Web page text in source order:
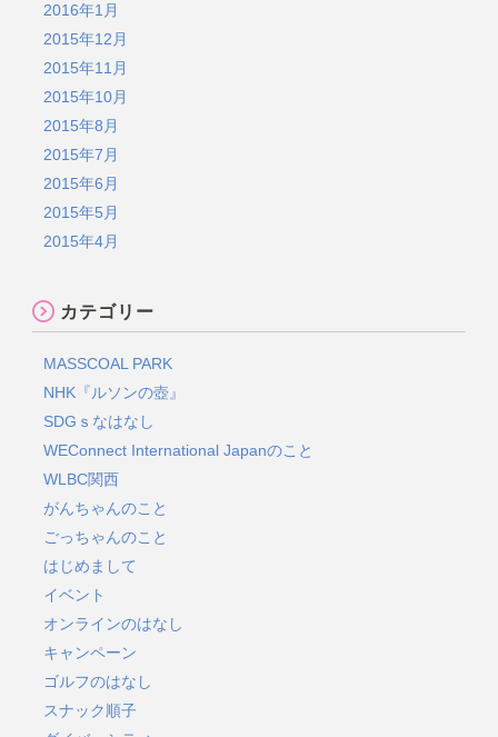
2016年1月
2015年12月
2015年11月
2015年10月
2015年8月
2015年7月
2015年6月
2015年5月
2015年4月
カテゴリー
MASSCOAL PARK
NHK『ルソンの壺』
SDGｓなはなし
WEConnect International Japanのこと
WLBC関西
がんちゃんのこと
ごっちゃんのこと
はじめまして
イベント
オンラインのはなし
キャンペーン
ゴルフのはなし
スナック順子